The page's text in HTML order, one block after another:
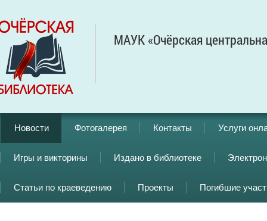
МАУК «Очёрская
Новости Фотогалерея Контакты Услуги
Игры и викторины Издано в библиотеке
Статьи по краеведению Проекты Погибшие